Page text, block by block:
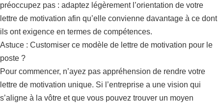
préoccupez pas : adaptez légèrement l’orientation de votre
lettre de motivation afin qu’elle convienne davantage à ce dont
ils ont exigence en termes de compétences.
Astuce : Customiser ce modèle de lettre de motivation pour le
poste ?
Pour commencer, n’ayez pas appréhension de rendre votre
lettre de motivation unique. Si l’entreprise a une vision qui
s’aligne à la vôtre et que vous pouvez trouver un moyen